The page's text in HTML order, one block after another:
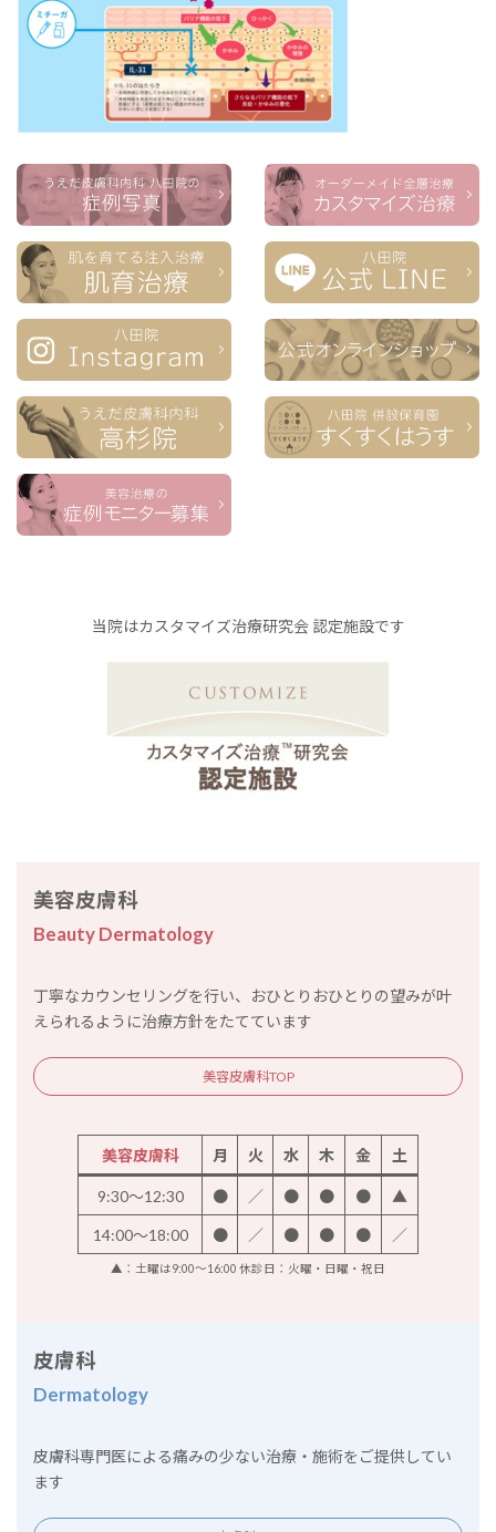
当院はカスタマイズ治療研究会 認定施設です
美容皮膚科
Beauty Dermatology
丁寧なカウンセリングを行い、おひとりおひとりの望みが叶
えられるように治療方針をたてています
美容皮膚科TOP
美容皮膚科 月 火 水 木 金 土
9:30～12:30 ● ／ ● ● ● ▲
14:00～18:00 ● ／ ● ● ● ／
▲：土曜は9:00～16:00 休診日：火曜・日曜・祝日
皮膚科
Dermatology
皮膚科専門医による痛みの少ない治療・施術をご提供してい
ます